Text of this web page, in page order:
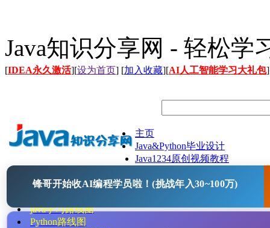
Java知识分享网 - 轻松学
[IDEA永久激活][设为首页] [加入收藏][AI人工智能学习大礼包]
主页
Java&Python毕业设计
Java1234原创视频教程
Java开源项目
java学习路线图
Python路线图
锋哥开始收AI编程学员啦！(挑战年入30~100万)